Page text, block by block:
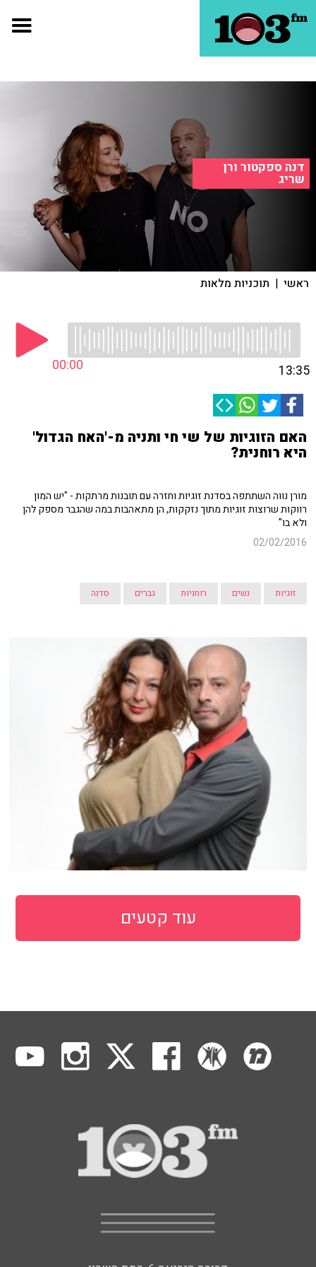
דנה ספקטור ורן
שריג
ראשי | תוכניות מלאות
00:00 13:35
האם הזוגיות של שי חי ותניה מ-'האח הגדול'
היא רוחנית?
מורן נווה השתתפה בסדנת זוגיות וחזרה עם תובנות מרתקות - "יש המון
רווקות שרוצות זוגיות מתוך נזקקות, הן מתאהבות במה שהגבר מספק להן
ולא בו"
02/02/2016
זוגיות נשים רוחניות גברים סדנה
עוד קטעים